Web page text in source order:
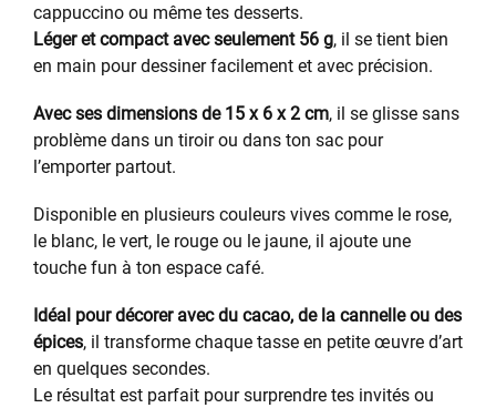
cappuccino ou même tes desserts.
Léger et compact avec seulement 56 g, il se tient bien
en main pour dessiner facilement et avec précision.
Avec ses dimensions de 15 x 6 x 2 cm, il se glisse sans
problème dans un tiroir ou dans ton sac pour
l’emporter partout.
Disponible en plusieurs couleurs vives comme le rose,
le blanc, le vert, le rouge ou le jaune, il ajoute une
touche fun à ton espace café.
Idéal pour décorer avec du cacao, de la cannelle ou des
épices, il transforme chaque tasse en petite œuvre d’art
en quelques secondes.
Le résultat est parfait pour surprendre tes invités ou